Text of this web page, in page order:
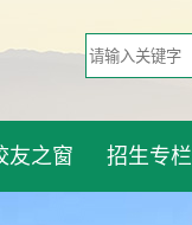
友之窗 招生专栏